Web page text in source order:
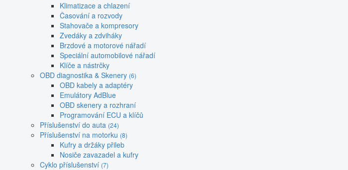
Klimatizace a chlazení
Časování a rozvody
Stahovače a kompresory
Zvedáky a zdviháky
Brzdové a motorové nářadí
Speciální automobilové nářadí
Klíče a nástrčky
OBD diagnostika & Skenery (6)
OBD kabely a adaptéry
Emulátory AdBlue
OBD skenery a rozhraní
Programování ECU a klíčů
Příslušenství do auta (24)
Příslušenství na motorku (8)
Kufry a držáky přileb
Nosiče zavazadel a kufry
Cyklo příslušenství (7)